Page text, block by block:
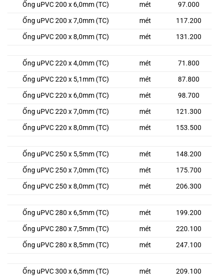
Ống uPVC 200 x 6,0mm (TC)
mét
97.000
Ống uPVC 200 x 7,0mm (TC)
mét
117.200
Ống uPVC 200 x 8,0mm (TC)
mét 131.200
Ống uPVC 220 x 4,0mm (TC) mét
71.800
Ống uPVC 220 x 5,1mm (TC)
mét
87.800
Ống uPVC 220 x 6,0mm (TC)
mét
98.700
Ống uPVC 220 x 7,0mm (TC)
mét
121.300
Ống uPVC 220 x 8,0mm (TC)
mét 153.500
Ống uPVC 250 x 5,5mm (TC) mét
148.200
Ống uPVC 250 x 7,0mm (TC)
mét
175.700
Ống uPVC 250 x 8,0mm (TC)
mét 206.300
Ống uPVC 280 x 6,5mm (TC) mét
199.200
Ống uPVC 280 x 7,5mm (TC)
mét
220.100
Ống uPVC 280 x 8,5mm (TC)
mét 247.100
Ống uPVC 300 x 6,5mm (TC) mét
209.100